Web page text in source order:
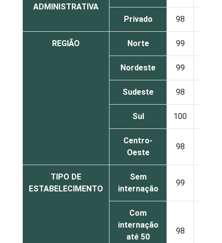
ADMINISTRATIVA
Privado 98
REGIÃO Norte 99
Nordeste 99
Sudeste 98
Sul 100
Centro-
Oeste
98
TIPO DE
ESTABELECIMENTO
Sem
internação
99
Com
internação
até 50
98